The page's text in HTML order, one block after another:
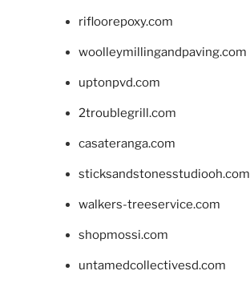
rifloorepoxy.com
woolleymillingandpaving.com
uptonpvd.com
2troublegrill.com
casateranga.com
sticksandstonesstudiooh.com
walkers-treeservice.com
shopmossi.com
untamedcollectivesd.com